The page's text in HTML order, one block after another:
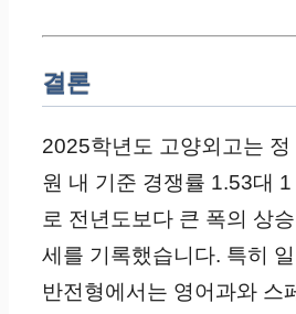
결론
2025학년도 고양외고는 정
원 내 기준 경쟁률 1.53대 1
로 전년도보다 큰 폭의 상승
세를 기록했습니다. 특히 일
반전형에서는 영어과와 스